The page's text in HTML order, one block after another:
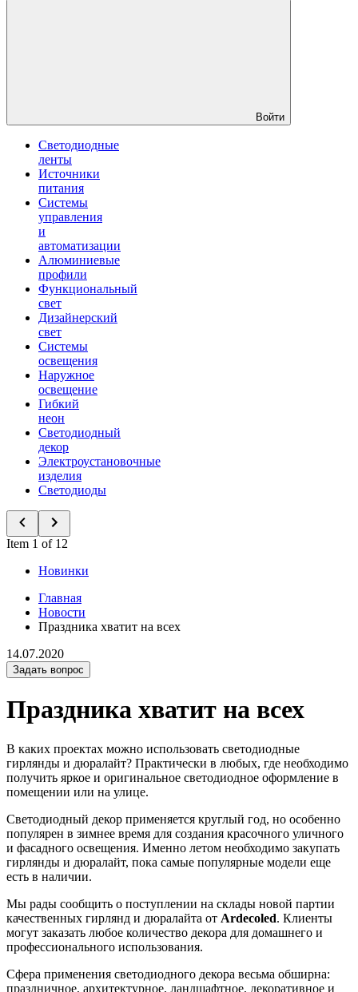
Войти
Светодиодные
ленты
Источники
питания
Системы
управления
и
автоматизации
Алюминиевые
профили
Функциональный
свет
Дизайнерский
свет
Системы
освещения
Наружное
освещение
Гибкий
неон
Светодиодный
декор
Электроустановочные
изделия
Светодиоды
Item 1 of 12
Новинки
Главная
Новости
Праздника хватит на всех
14.07.2020
Задать вопрос
Праздника хватит на всех
В каких проектах можно использовать светодиодные
гирлянды и дюралайт? Практически в любых, где необходимо
получить яркое и оригинальное светодиодное оформление в
помещении или на улице.
Светодиодный декор применяется круглый год, но особенно
популярен в зимнее время для создания красочного уличного
и фасадного освещения. Именно летом необходимо закупать
гирлянды и дюралайт, пока самые популярные модели еще
есть в наличии.
Мы рады сообщить о поступлении на склады новой партии
качественных гирлянд и дюралайта от Ardecoled. Клиенты
могут заказать любое количество декора для домашнего и
профессионального использования.
Сфера применения светодиодного декора весьма обширна:
праздничное, архитектурное, ландшафтное, декоративное и